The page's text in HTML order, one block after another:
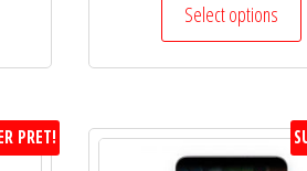
Select options
PRET!